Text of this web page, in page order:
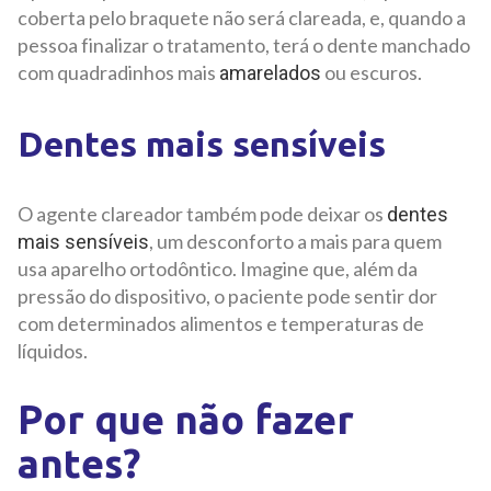
coberta pelo braquete não será clareada, e, quando a
pessoa finalizar o tratamento, terá o dente manchado
com quadradinhos mais amarelados ou escuros.
Dentes mais sensíveis
O agente clareador também pode deixar os dentes
mais sensíveis, um desconforto a mais para quem
usa aparelho ortodôntico. Imagine que, além da
pressão do dispositivo, o paciente pode sentir dor
com determinados alimentos e temperaturas de
líquidos.
Por que não fazer
antes?